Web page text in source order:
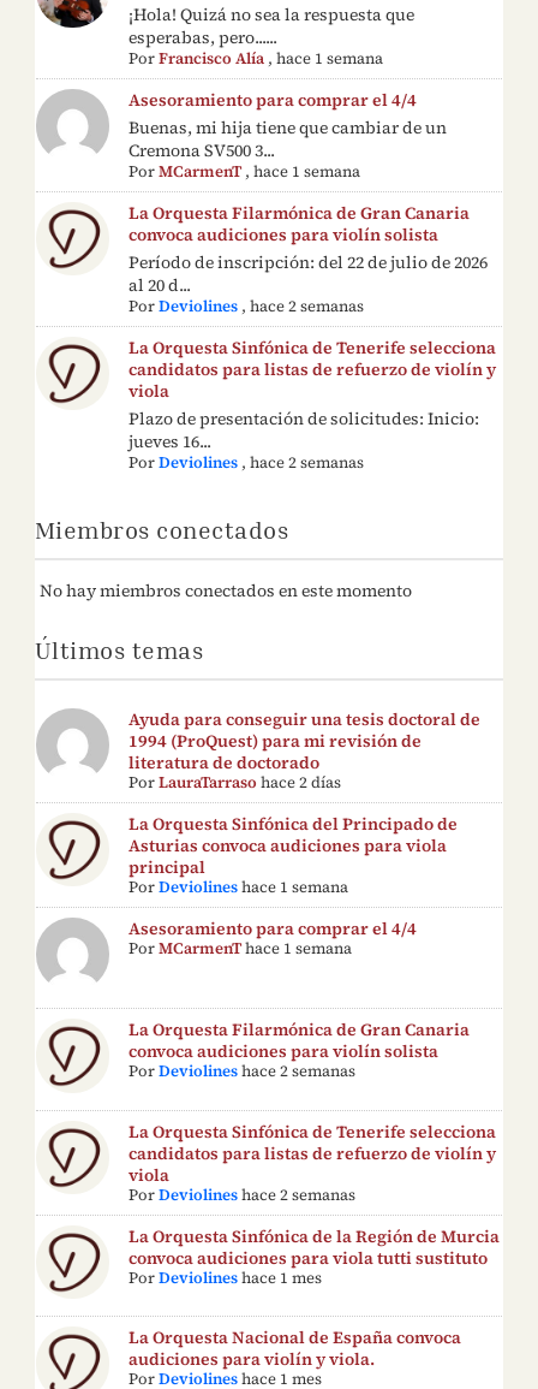
¡Hola! Quizá no sea la respuesta que
esperabas, pero......
PorFrancisco Alía ,hace 1 semana
Asesoramiento para comprar el 4/4
Buenas, mi hija tiene que cambiar de un
Cremona SV500 3...
PorMCarmenT,hace 1 semana
La Orquesta Filarmónica de Gran Canaria
convoca audiciones para violín solista
Período de inscripción: del 22 de julio de 2026
al 20 d...
PorDeviolines ,hace 2 semanas
La Orquesta Sinfónica de Tenerife selecciona
candidatos para listas de refuerzo de violín y
viola
Plazo de presentación de solicitudes: Inicio:
jueves 16...
PorDeviolines ,hace 2 semanas
Miembros conectados
No hay miembros conectados en este momento
Últimos temas
Ayuda para conseguir una tesis doctoral de
1994 (ProQuest) para mi revisión de
literatura de doctorado
PorLauraTarraso hace 2 días
La Orquesta Sinfónica del Principado de
Asturias convoca audiciones para viola
principal
PorDeviolines hace 1 semana
Asesoramiento para comprar el 4/4
PorMCarmenThace 1 semana
La Orquesta Filarmónica de Gran Canaria
convoca audiciones para violín solista
PorDeviolines hace 2 semanas
La Orquesta Sinfónica de Tenerife selecciona
candidatos para listas de refuerzo de violín y
viola
PorDeviolines hace 2 semanas
La Orquesta Sinfónica de la Región de Murcia
convoca audiciones para viola tutti sustituto
PorDeviolines hace 1 mes
La Orquesta Nacional de España convoca
audiciones para violín y viola.
PorDeviolines hace 1 mes